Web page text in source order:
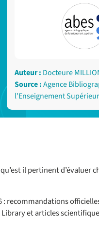
Auteur : Docteure
Source :Agence
l'Enseignement Supérieur
il pertinent d’évaluer
: recommandations
et articles